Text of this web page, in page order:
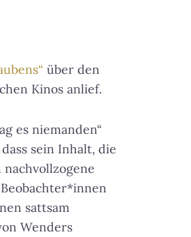
über den
Kinos anlief.
es niemanden“
sein Inhalt, die
sattsam
Wenders